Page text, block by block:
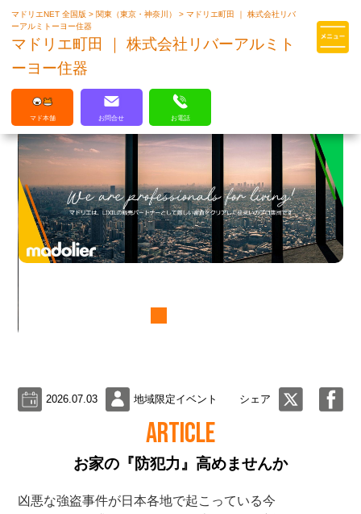
マドリエはLIXILの厳しい基準を
マドリエNET 全国版> 関東（東京・神奈川）>マドリエ町田 ｜ 株式会社リバ
ーアルミトーヨー住器
マドリエ町田 ｜ 株式会社リバーアルミト
ーヨー住器
マド本舗 お問合せ お電話
2026.07.03 地域限定イベント シェア
ARTICLE
お家の『防犯力』高めませんか